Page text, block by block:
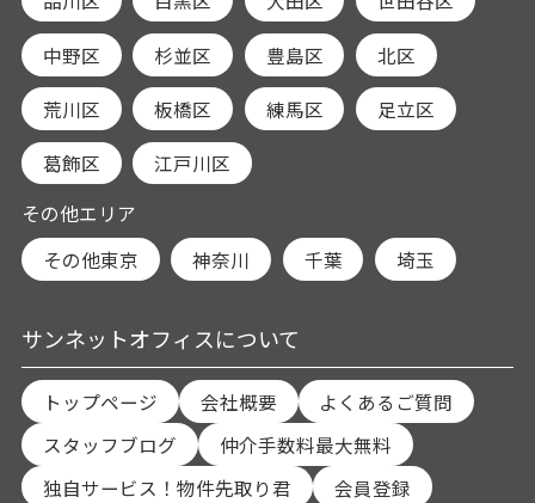
中野区 杉並区 豊島区 北区
荒川区 板橋区 練馬区 足立区
葛飾区
江戸川区
その他エリア
その他東京
神奈川 千葉 埼玉
サンネットオフィスについて
トップページ 会社概要
よくあるご質問
スタッフブログ
仲介手数料最大無料
独自サービス！物件先取り君
会員登録